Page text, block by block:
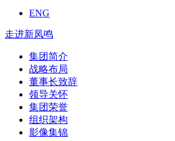
ENG
走进新凤鸣
集团简介
战略布局
董事长致辞
领导关怀
集团荣誉
组织架构
影像集锦